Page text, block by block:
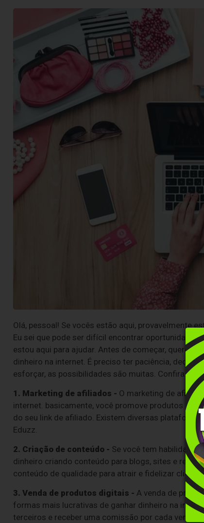
Olá, pessoal! Se vocês estão aqui, provavelmente
Eu sei que pode ser difícil encontrar oportunidades
estou aqui para ajudar. Antes de começar, quero
dinheiro na internet. É preciso ter paciência,
esforçar, as possibilidades são muitas. Confira
1. Marketing de afiliados - O marketing de
internet. basicamente, você promove produtos de
do seu link de afiliado. Existem diversas
Eduzz.
2. Criação de conteúdo - Se você tem
dinheiro criando conteúdo para blogs, sites e redes
conteúdo de qualidade para atrair e fidelizar
3. Venda de produtos digitais - A venda de
formas mais lucrativas de ganhar dinheiro na
terceiros e receber uma comissão por cada venda